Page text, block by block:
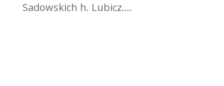
Sadowskich h. Lubicz....